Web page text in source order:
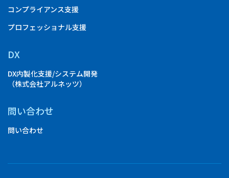
コンプライアンス支援
プロフェッショナル支援
DX
DX内製化支援/システム開発
（株式会社アルネッツ）
問い合わせ
問い合わせ